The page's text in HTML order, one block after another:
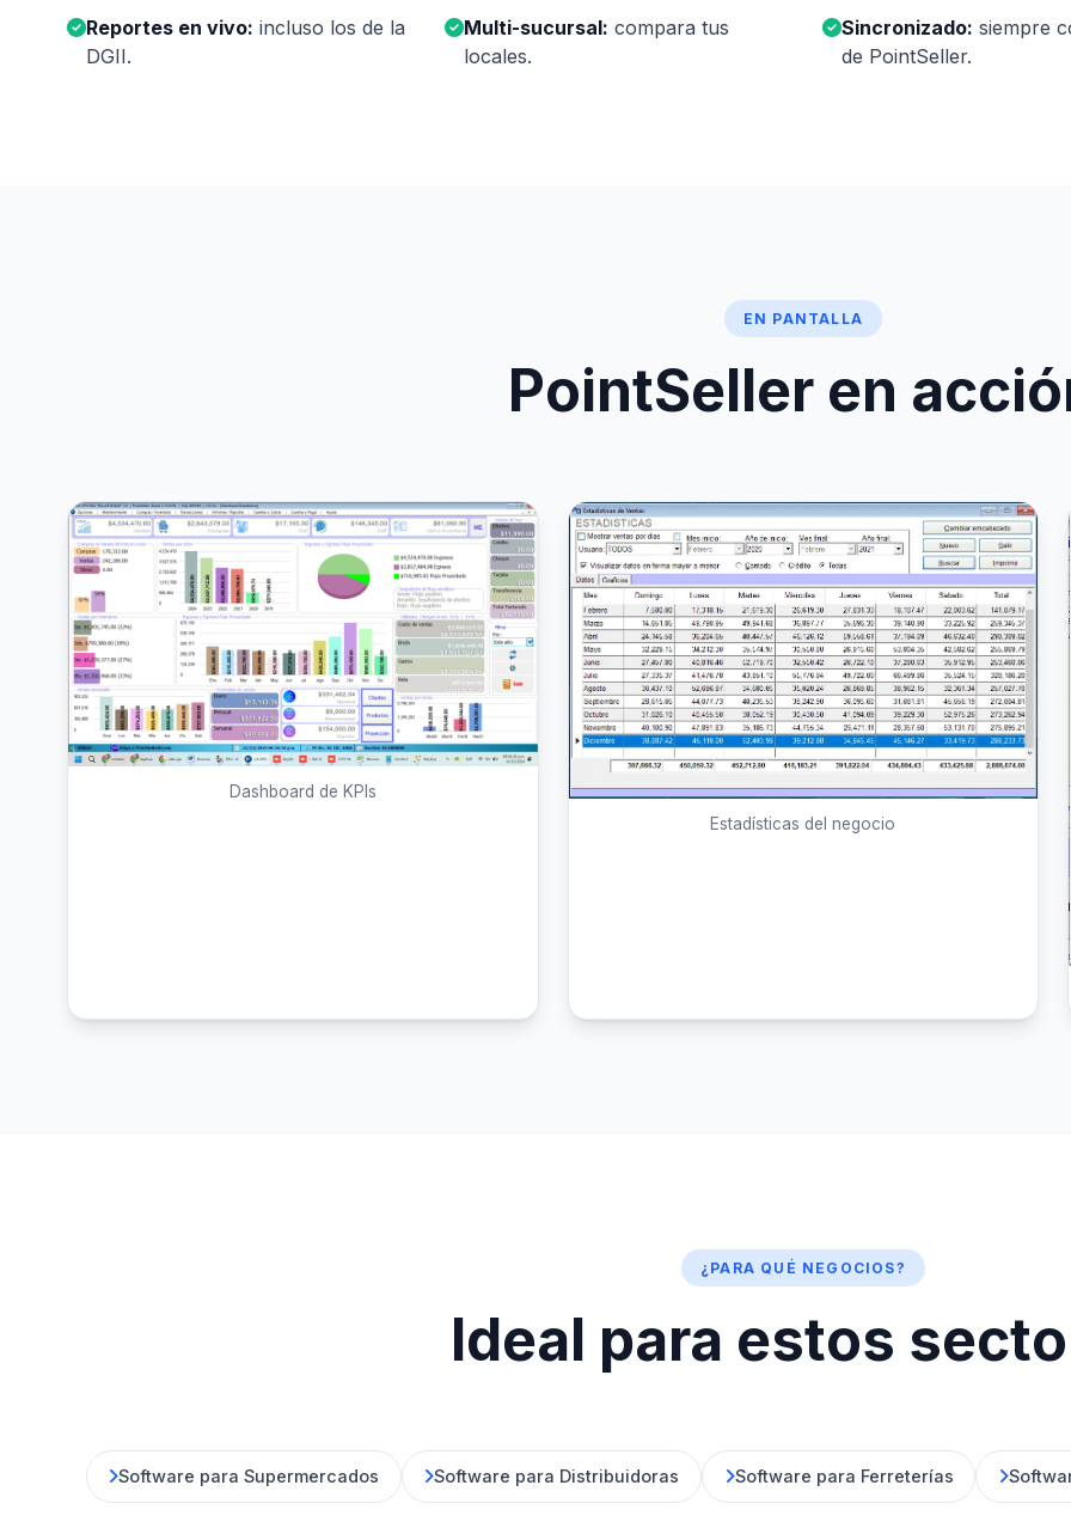
Reportes en vivo: incluso los de la
DGII.
Multi-sucursal: compara tus
locales.
Sincronizado: siempre
de PointSeller.
EN PANTALLA
PointSeller en
Dashboard de KPIs
Estadísticas del negocio
¿PARA QUÉ NEGOCIOS?
Ideal para estos
Software para Supermercados Software para Distribuidoras Software para Ferreterías